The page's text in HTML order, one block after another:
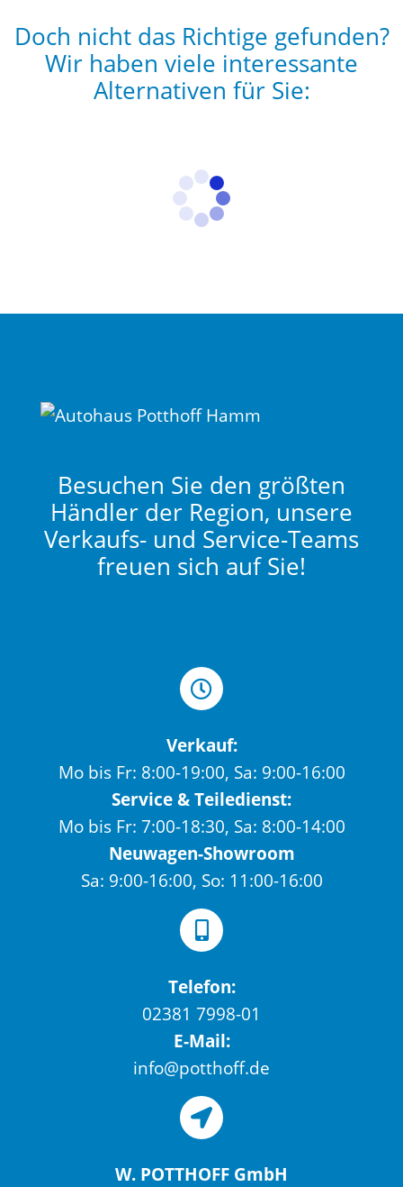
Doch nicht das Richtige gefunden?
Wir haben viele interessante
Alternativen für Sie:
Besuchen Sie den größten
Händler der Region, unsere
Verkaufs- und Service-Teams
freuen sich auf Sie!
Verkauf:
Mo bis Fr: 8:00-19:00, Sa: 9:00-16:00
Service & Teiledienst:
Mo bis Fr: 7:00-18:30, Sa: 8:00-14:00
Neuwagen-Showroom
Sa: 9:00-16:00, So: 11:00-16:00
Telefon:
02381 7998-01
E-Mail:
info@potthoff.de
W. POTTHOFF GmbH